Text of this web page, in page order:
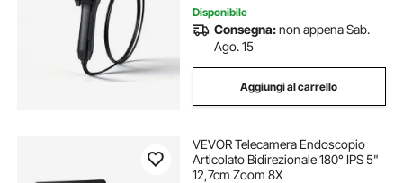
Disponibile
Consegna:non appena Sab.
Ago. 15
Aggiungi al carrello
VEVOR Telecamera Endoscopio
Articolato Bidirezionale 180° IPS 5"
12,7cm Zoom 8X